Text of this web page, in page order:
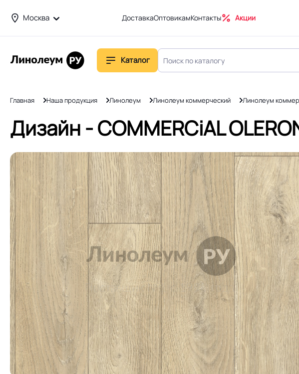
Москва ДоставкаОптовикамКонтакты Акции
Каталог
Главная Наша продукция Линолеум Линолеум коммерческий Линолеум
Дизайн - COMMERCiAL